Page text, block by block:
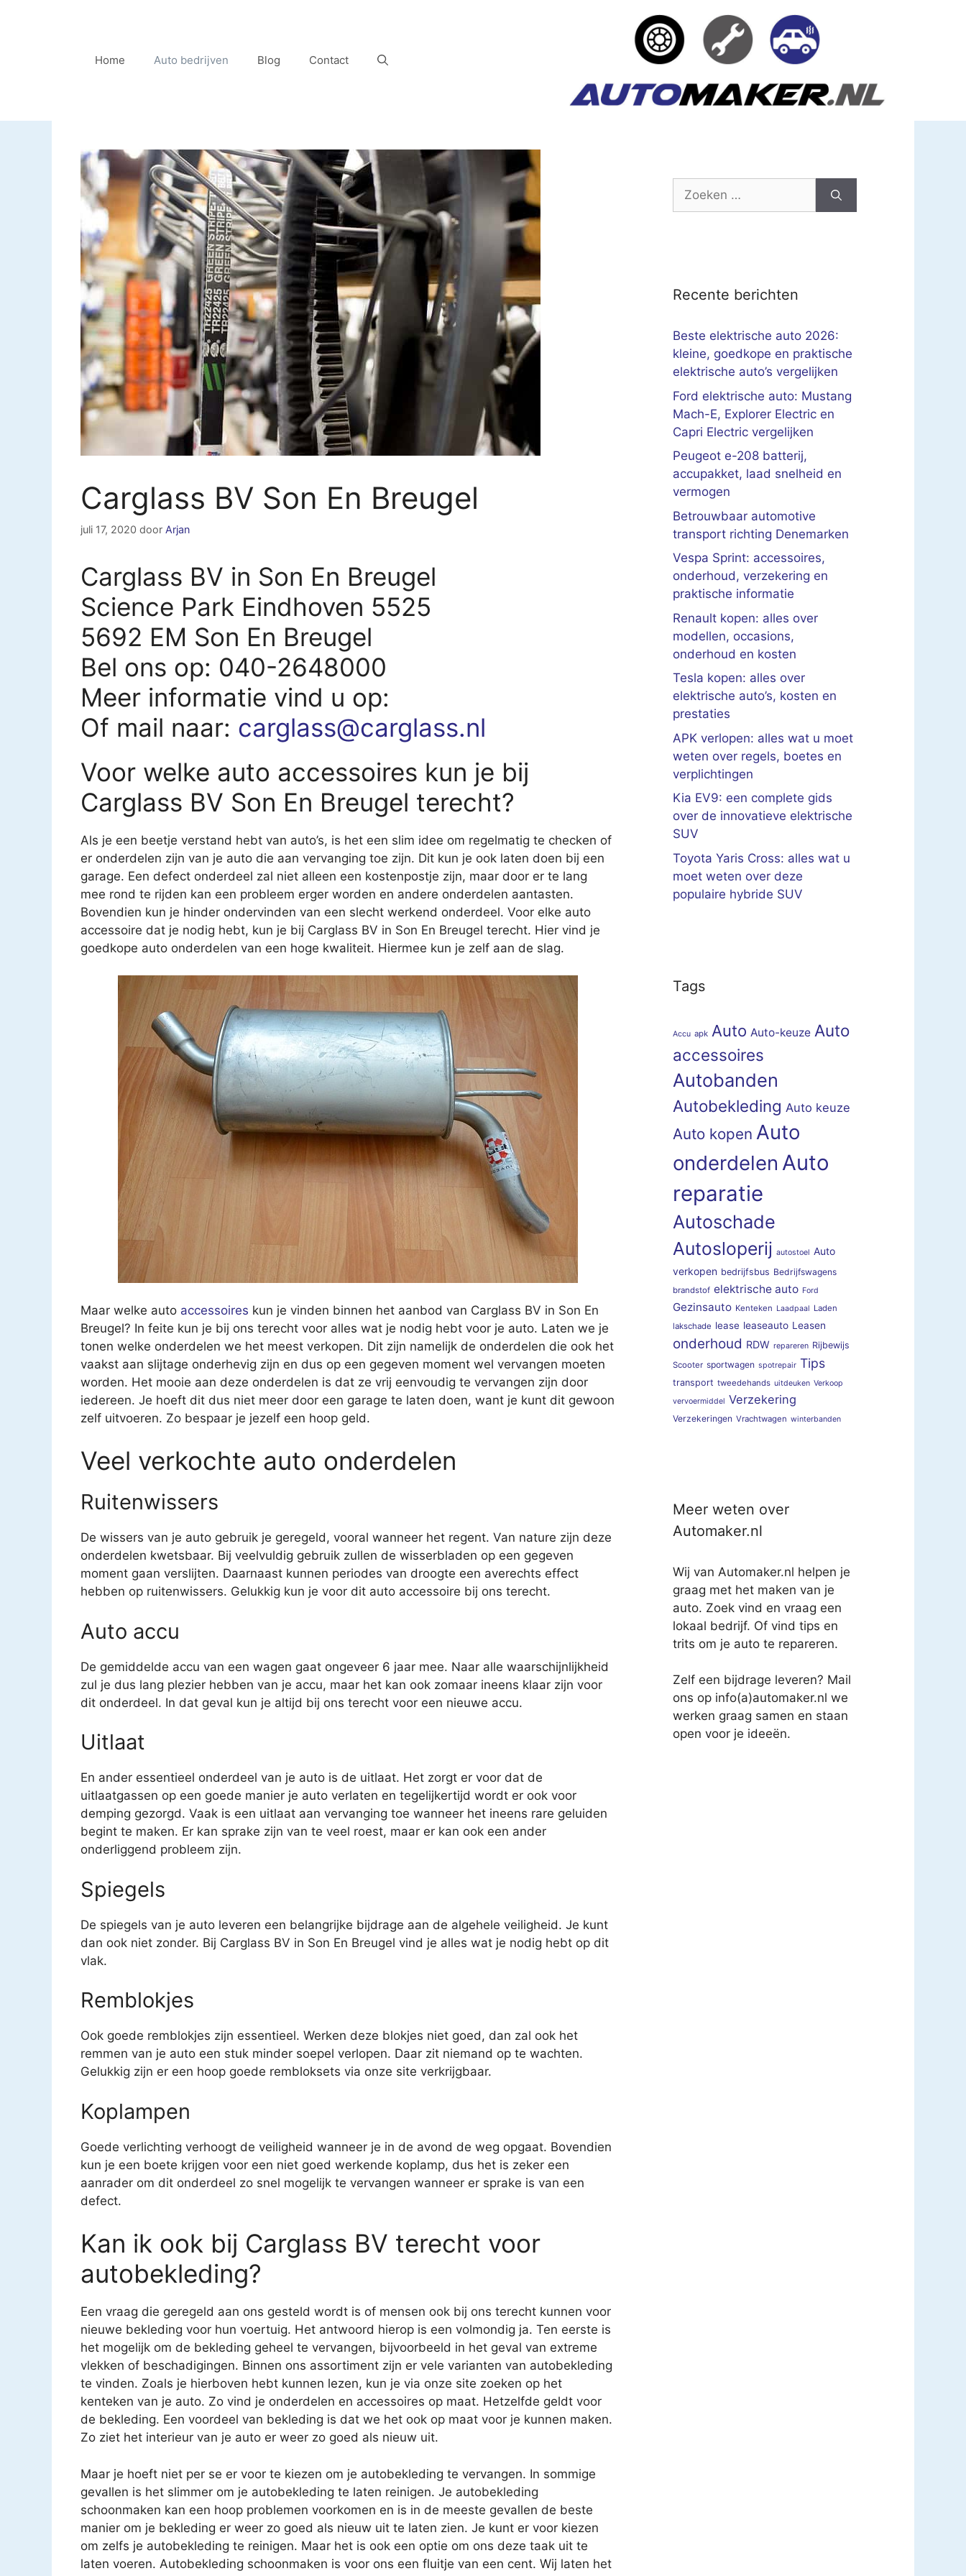
Home Auto bedrijven Blog Contact
Carglass BV Son En Breugel
juli 17, 2020 door Arjan
Carglass BV in Son En Breugel
Science Park Eindhoven 5525
5692 EM Son En Breugel
Bel ons op: 040-2648000
Meer informatie vind u op:
Of mail naar: carglass@carglass.nl
Voor welke auto accessoires kun je bij
Carglass BV Son En Breugel terecht?
Als je een beetje verstand hebt van auto’s, is het een slim idee om regelmatig te checken of
er onderdelen zijn van je auto die aan vervanging toe zijn. Dit kun je ook laten doen bij een
garage. Een defect onderdeel zal niet alleen een kostenpostje zijn, maar door er te lang
mee rond te rijden kan een probleem erger worden en andere onderdelen aantasten.
Bovendien kun je hinder ondervinden van een slecht werkend onderdeel. Voor elke auto
accessoire dat je nodig hebt, kun je bij Carglass BV in Son En Breugel terecht. Hier vind je
goedkope auto onderdelen van een hoge kwaliteit. Hiermee kun je zelf aan de slag.
Maar welke auto accessoires kun je vinden binnen het aanbod van Carglass BV in Son En
Breugel? In feite kun je bij ons terecht voor alles wat je nodig hebt voor je auto. Laten we je
tonen welke onderdelen we het meest verkopen. Dit zijn namelijk de onderdelen die ook het
vaakst aan slijtage onderhevig zijn en dus op een gegeven moment wel vervangen moeten
worden. Het mooie aan deze onderdelen is dat ze vrij eenvoudig te vervangen zijn door
iedereen. Je hoeft dit dus niet meer door een garage te laten doen, want je kunt dit gewoon
zelf uitvoeren. Zo bespaar je jezelf een hoop geld.
Veel verkochte auto onderdelen
Ruitenwissers
De wissers van je auto gebruik je geregeld, vooral wanneer het regent. Van nature zijn deze
onderdelen kwetsbaar. Bij veelvuldig gebruik zullen de wisserbladen op een gegeven
moment gaan verslijten. Daarnaast kunnen periodes van droogte een averechts effect
hebben op ruitenwissers. Gelukkig kun je voor dit auto accessoire bij ons terecht.
Auto accu
De gemiddelde accu van een wagen gaat ongeveer 6 jaar mee. Naar alle waarschijnlijkheid
zul je dus lang plezier hebben van je accu, maar het kan ook zomaar ineens klaar zijn voor
dit onderdeel. In dat geval kun je altijd bij ons terecht voor een nieuwe accu.
Uitlaat
En ander essentieel onderdeel van je auto is de uitlaat. Het zorgt er voor dat de
uitlaatgassen op een goede manier je auto verlaten en tegelijkertijd wordt er ook voor
demping gezorgd. Vaak is een uitlaat aan vervanging toe wanneer het ineens rare geluiden
begint te maken. Er kan sprake zijn van te veel roest, maar er kan ook een ander
onderliggend probleem zijn.
Spiegels
De spiegels van je auto leveren een belangrijke bijdrage aan de algehele veiligheid. Je kunt
dan ook niet zonder. Bij Carglass BV in Son En Breugel vind je alles wat je nodig hebt op dit
vlak.
Remblokjes
Ook goede remblokjes zijn essentieel. Werken deze blokjes niet goed, dan zal ook het
remmen van je auto een stuk minder soepel verlopen. Daar zit niemand op te wachten.
Gelukkig zijn er een hoop goede rembloksets via onze site verkrijgbaar.
Koplampen
Goede verlichting verhoogt de veiligheid wanneer je in de avond de weg opgaat. Bovendien
kun je een boete krijgen voor een niet goed werkende koplamp, dus het is zeker een
aanrader om dit onderdeel zo snel mogelijk te vervangen wanneer er sprake is van een
defect.
Kan ik ook bij Carglass BV terecht voor
autobekleding?
Een vraag die geregeld aan ons gesteld wordt is of mensen ook bij ons terecht kunnen voor
nieuwe bekleding voor hun voertuig. Het antwoord hierop is een volmondig ja. Ten eerste is
het mogelijk om de bekleding geheel te vervangen, bijvoorbeeld in het geval van extreme
vlekken of beschadigingen. Binnen ons assortiment zijn er vele varianten van autobekleding
te vinden. Zoals je hierboven hebt kunnen lezen, kun je via onze site zoeken op het
kenteken van je auto. Zo vind je onderdelen en accessoires op maat. Hetzelfde geldt voor
de bekleding. Een voordeel van bekleding is dat we het ook op maat voor je kunnen maken.
Zo ziet het interieur van je auto er weer zo goed als nieuw uit.
Maar je hoeft niet per se er voor te kiezen om je autobekleding te vervangen. In sommige
gevallen is het slimmer om je autobekleding te laten reinigen. Je autobekleding
schoonmaken kan een hoop problemen voorkomen en is in de meeste gevallen de beste
manier om je bekleding er weer zo goed als nieuw uit te laten zien. Je kunt er voor kiezen
om zelfs je autobekleding te reinigen. Maar het is ook een optie om ons deze taak uit te
laten voeren. Autobekleding schoonmaken is voor ons een fluitje van een cent. Wij laten het
Zoek
Recente berichten
Beste elektrische auto 2026:
kleine, goedkope en praktische
elektrische auto’s vergelijken
Ford elektrische auto: Mustang
Mach-E, Explorer Electric en
Capri Electric vergelijken
Peugeot e-208 batterij,
accupakket, laad snelheid en
vermogen
Betrouwbaar automotive
transport richting Denemarken
Vespa Sprint: accessoires,
onderhoud, verzekering en
praktische informatie
Renault kopen: alles over
modellen, occasions,
onderhoud en kosten
Tesla kopen: alles over
elektrische auto’s, kosten en
prestaties
APK verlopen: alles wat u moet
weten over regels, boetes en
verplichtingen
Kia EV9: een complete gids
over de innovatieve elektrische
SUV
Toyota Yaris Cross: alles wat u
moet weten over deze
populaire hybride SUV
Tags
Accu apk Auto Auto-keuze Auto
accessoires
Autobanden
Autobekleding Auto keuze
Auto kopen Auto
onderdelen Auto
reparatie
Autoschade
Autosloperij autostoel Auto
verkopen bedrijfsbus Bedrijfswagens
brandstof elektrische auto Ford
Gezinsauto Kenteken Laadpaal Laden
lakschade lease leaseauto Leasen
onderhoud RDW repareren Rijbewijs
Scooter sportwagen spotrepair Tips
transport tweedehands uitdeuken Verkoop
vervoermiddel Verzekering
Verzekeringen Vrachtwagen winterbanden
Meer weten over
Automaker.nl
Wij van Automaker.nl helpen je
graag met het maken van je
auto. Zoek vind en vraag een
lokaal bedrijf. Of vind tips en
trits om je auto te repareren.
Zelf een bijdrage leveren? Mail
ons op info(a)automaker.nl we
werken graag samen en staan
open voor je ideeën.